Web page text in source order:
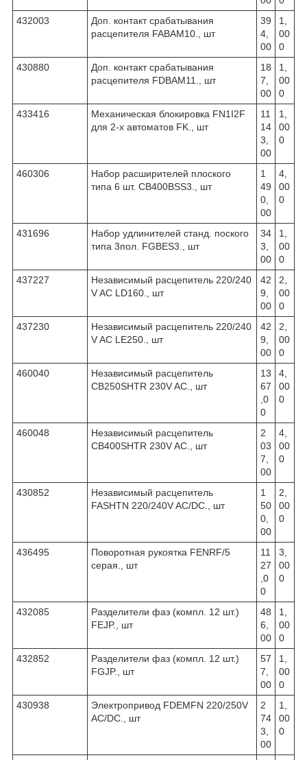
432003
Доп. контакт срабатывания
расцепителя FABAM10., шт
39
4,
00
1,
00
0
430880
Доп. контакт срабатывания
расцепителя FDBAM11., шт
18
7,
00
1,
00
0
433416
Механическая блокировка FN1I2F
для 2-х автоматов FK., шт
11
14
3,
00
1,
00
0
460306
Набор расширителей плоского
типа 6 шт. CB400BSS3., шт
1
49
0,
00
4,
00
0
431696
Набор удлинителей станд. поского
типа 3пол. FGBES3., шт
34
3,
00
1,
00
0
437227
Независимый расцепитель 220/240
V AC LD160., шт
42
9,
00
2,
00
0
437230
Независимый расцепитель 220/240
V AC LE250., шт
42
9,
00
2,
00
0
460040
Независимый расцепитель
CB250SHTR 230V AC., шт
13
67
,0
0
4,
00
0
460048
Независимый расцепитель
CB400SHTR 230V AC., шт
2
03
7,
00
4,
00
0
430852
Независимый расцепитель
FASHTN 220/240V AC/DC., шт
1
50
0,
00
2,
00
0
436495
Поворотная рукоятка FENRF/5
серая., шт
11
27
,0
0
3,
00
0
432085
Разделители фаз (компл. 12 шт.)
FEJP., шт
48
6,
00
1,
00
0
432852
Разделители фаз (компл. 12 шт.)
FGJP., шт
57
7,
00
1,
00
0
430938
Электропривод FDEMFN 220/250V
AC/DC., шт
2
74
3,
00
1,
00
0